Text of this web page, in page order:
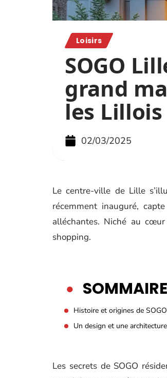
Loisirs
SOGO
grand
les Lillois
02/03/2025
Le centre-ville de Lille
récemment inauguré,
alléchantes. Niché au
shopping.
SOMMAIRE
Histoire et origines de
Un design et une
Les secrets de SOGO